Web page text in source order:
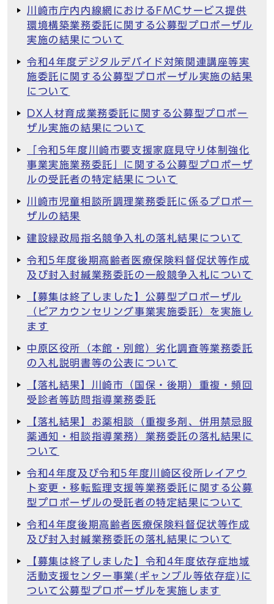
川崎市庁内内線網におけるFMCサービス提供
環境構築業務委託に関する公募型プロポーザル
実施の結果について
令和4年度デジタルデバイド対策関連講座等実
施委託に関する公募型プロポーザル実施の結果
について
DX人材育成業務委託に関する公募型プロポー
ザル実施の結果について
「令和5年度川崎市要支援家庭見守り体制強化
事業実施業務委託」に関する公募型プロポーザ
ルの受託者の特定結果について
川崎市児童相談所調理業務委託に係るプロポー
ザルの結果
建設緑政局指名競争入札の落札結果について
令和5年度後期高齢者医療保険料督促状等作成
及び封入封緘業務委託の一般競争入札について
【募集は終了しました】公募型プロポーザル
（ピアカウンセリング事業実施委託）を実施し
ます
中原区役所（本館・別館）劣化調査等業務委託
の入札説明書等の公表について
【落札結果】川崎市（国保・後期）重複・頻回
受診者等訪問指導業務委託
【落札結果】お薬相談（重複多剤、併用禁忌服
薬通知・相談指導業務）業務委託の落札結果に
ついて
令和4年度及び令和5年度川崎区役所レイアウ
ト変更・移転監理支援等業務委託に関する公募
型プロポーザルの受託者の特定結果について
令和4年度後期高齢者医療保険料督促状等作成
及び封入封緘業務委託の落札結果について
【募集は終了しました】令和4年度依存症地域
活動支援センター事業(ギャンブル等依存症)に
ついて公募型プロポーザルを実施します